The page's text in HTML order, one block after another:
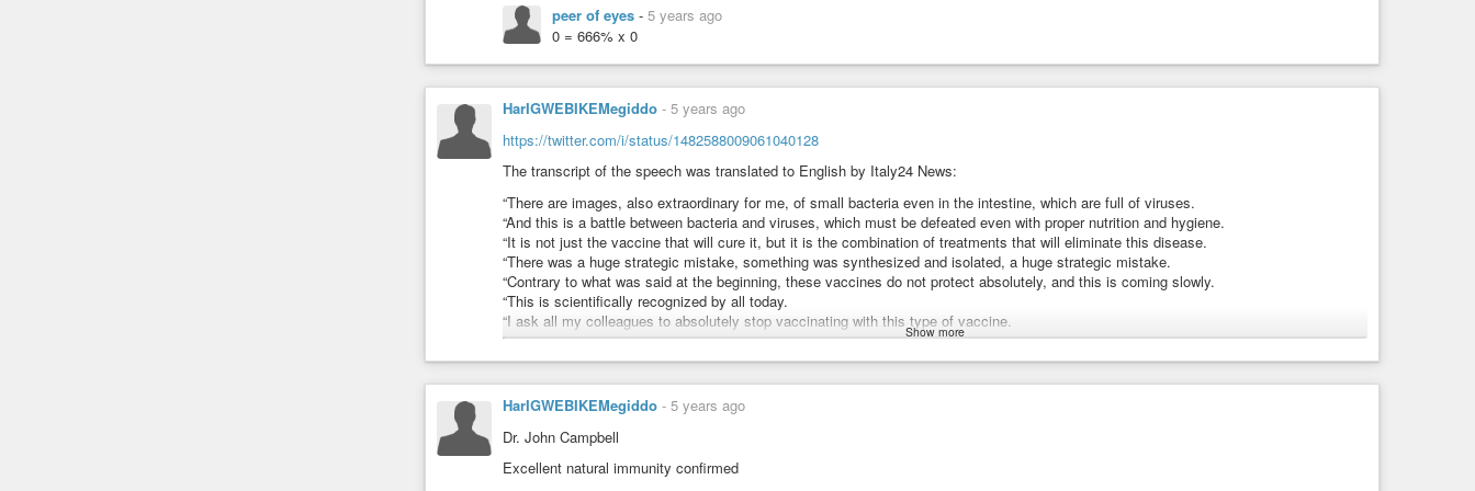
#Asia
#Hispanics #SouthAmerica
#Australia #NewZealand
peer of eyes - 5 years ago
0 = 666% x 0
HarIGWEBIKEMegiddo - 5 years ago
https://twitter.com/i/status/1482588009061040128
The transcript of the speech was translated to English by Italy24 News:
“There are images, also extraordinary for me, of small bacteria even in the intestine, which are full of viruses.
“And this is a battle between bacteria and viruses, which must be defeated even with proper nutrition and hygiene.
“It is not just the vaccine that will cure it, but it is the combination of treatments that will eliminate this disease.
“There was a huge strategic mistake, something was synthesized and isolated, a huge strategic mistake.
“Contrary to what was said at the beginning, these vaccines do not protect absolutely, and this is coming slowly.
“This is scientifically recognized by all today.
“I ask all my colleagues to absolutely stop vaccinating with this type of vaccine.
“Doctors today are perfectly informed of what I am saying, and therefore they should intervene immediately because the future of
humanity is at stake.
very well, such as antibiotics.
“It depends on you, above all on you not vaccinated that a tomorrow they will be able to save humanity.
“Only the unvaccinated will be able to save the vaccinated.
“Vaccinated who will, in any case, contact the medical centers to be saved.
“We must avoid listening and giving a voice to those who do not have the right to do so and let science speak.
Show more
HarIGWEBIKEMegiddo - 5 years ago
Dr. John Campbell
Excellent natural immunity confirmed